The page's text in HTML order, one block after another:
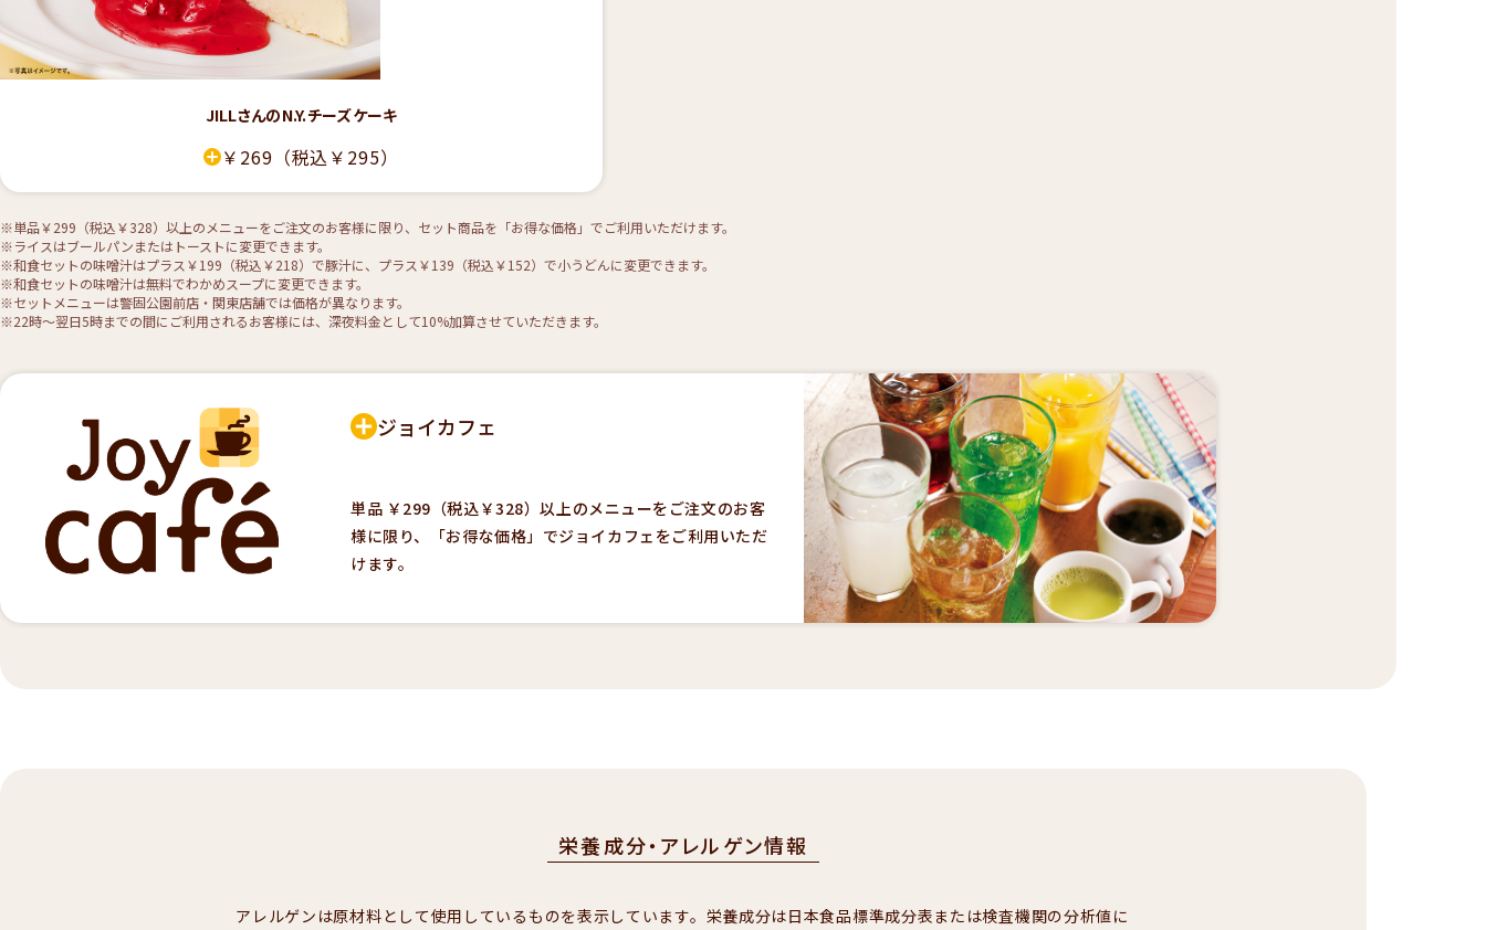
JILLさんのN.Y.チーズケーキ
￥269 （税込￥295）
※単品￥299（税込￥328）以上のメニューをご注文のお客様に限り、セット商品を「お得な価格」でご利用いただけます。
※ライスはブールパンまたはトーストに変更できます。
※和食セットの味噌汁はプラス￥199（税込￥218）で豚汁に、プラス￥139（税込￥152）で小うどんに変更できます。
※和食セットの味噌汁は無料でわかめスープに変更できます。
※セットメニューは警固公園前店・関東店舗では価格が異なります。
※22時〜翌日5時までの間にご利用されるお客様には、深夜料金として10%加算させていただきます。
ジョイカフェ
単品 ￥299（税込￥328）以上のメニューをご注文のお客
様に限り、「お得な価格」でジョイカフェをご利用いただ
けます。
栄養成分・アレルゲン情報
アレルゲンは原材料として使用しているものを表示しています。栄養成分は日本食品標準成分表または検査機関の分析値に